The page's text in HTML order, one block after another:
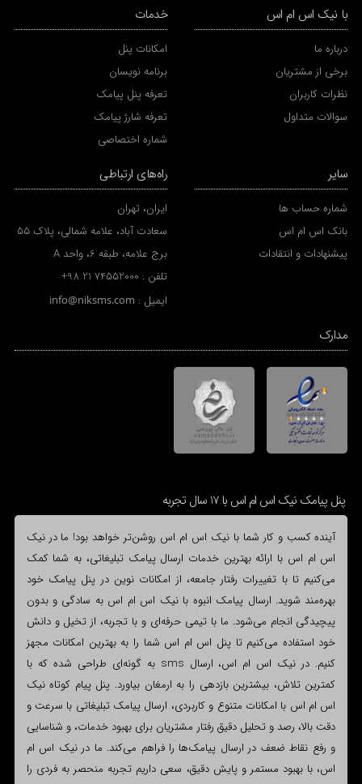
با نیک اس ام اس
درباره ما
برخی از مشتریان
نظرات کاربران
سوالات متداول
خدمات
امکانات پنل
برنامه نویسان
تعرفه پنل پیامک
تعرفه شارژ پیامک
شماره اختصاصی
سایر
شماره حساب ها
بانک اس ام اس
پیشنهادات و انتقادات
راه‌های ارتباطی
ایران، تهران
سعادت آباد، علامه شمالی، پلاک 55
برج علامه، طبقه 6، واحد A
تلفن : +98 21 74552000
ایمیل : info@niksms.com
مدارک
پنل پیامک نیک اس ام اس با 17 سال تجربه
آینده کسب و کار شما با نیک اس ام اس روشن‌تر خواهد بود! ما در نیک
اس ام اس با ارائه بهترین خدمات ارسال پیامک تبلیغاتی، به شما کمک
می‌کنیم تا با تغییرات رفتار جامعه، از امکانات نوین در پنل پیامک خود
بهره‌مند شوید. ارسال پیامک انبوه با نیک اس ام اس به سادگی و بدون
پیچیدگی انجام می‌شود. ما با تیمی حرفه‌ای و با تجربه، از تخیل و دانش
خود استفاده می‌کنیم تا پنل اس ام اس شما را به بهترین امکانات مجهز
کنیم. در نیک اس ام اس، ارسال sms به گونه‌ای طراحی شده که با
کمترین تلاش، بیشترین بازدهی را به ارمغان بیاورد. پنل پیام کوتاه نیک
اس ام اس با امکانات متنوع و کاربردی، ارسال پیامک تبلیغاتی با سرعت و
دقت بالا، رصد و تحلیل دقیق رفتار مشتریان برای بهبود خدمات، و شناسایی
و رفع نقاط ضعف در ارسال پیامک‌ها را فراهم می‌کند. ما در نیک اس ام
اس، با بهبود مستمر و پایش دقیق، سعی داریم تجربه منحصر به فردی را